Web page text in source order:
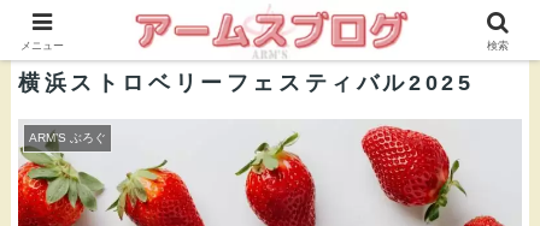
株式会社ＡＲＭ’Ｓ 公式ブログ
横浜ストロベリーフェスティバル2025
ARM’S ぶろぐ
メニュー 検索